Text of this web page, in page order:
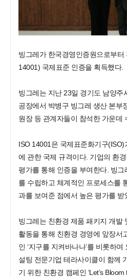
빙그레가 한국경영인증원으로부터
14001) 국제표준 인증을 획득했다.
빙그레는 지난 23일 경기도 남양주
공장에서 박병구 빙그레 생산 본부
원장 등 관계자들이 참석한 가운데
ISO 14001은 국제표준화기구
에 관한 국제 규격이다. 기업의 환
평가를 통해 인증을 부여한다. 빙그
를 수립하고 체계적인 프로세스를
과를 보여준 점에서 높은 평가를 받
빙그레는 친환경 제품 패키지 개발
활동을 통해 친환경 경영에 앞장서
인 ‘지구를 지켜바나나’를 비롯하
설팅 전문기업 테라사이클이 함께
기 위한 친환경 캠페인 ‘Let’s